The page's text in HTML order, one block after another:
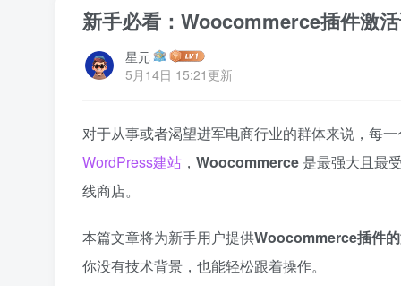
新手必看：Woocommerce插件激
星元
5月14日 15:21更新
对于从事或者渴望进军电商行业的群体来说，每
WordPress建站 ， Woocommerce 是最强大且最
线商店。
本篇文章将为新手用户提供Woocommerce插件
你没有技术背景，也能轻松跟着操作。